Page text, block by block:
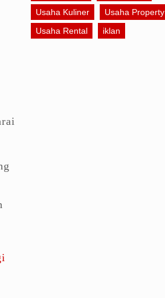
Usaha Kuliner
Usaha Property
Usaha Rental
iklan